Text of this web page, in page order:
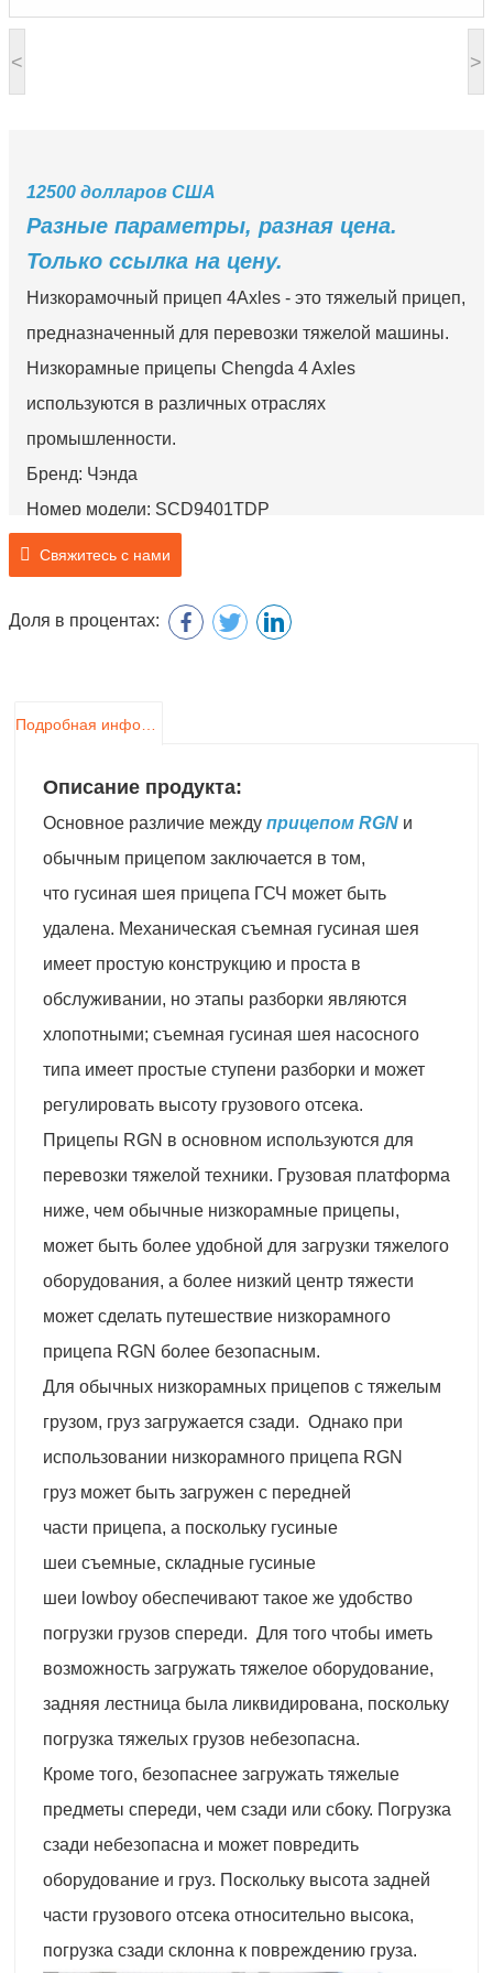
< >
12500 долларов США
Разные параметры, разная цена.
Только ссылка на цену.
Низкорамочный прицеп 4Axles - это тяжелый прицеп,
предназначенный для перевозки тяжелой машины.
Низкорамные прицепы Chengda 4 Axles
используются в различных отраслях
промышленности.
Бренд: Чэнда
Номер модели: SCD9401TDP
Название продукта: Низкорамный полуприцеп
Свяжитесь с нами
Доля в процентах:
Описание продукта:
Основное различие между прицепом RGN и
обычным прицепом заключается в том,
что гусиная шея прицепа ГСЧ может быть
удалена. Механическая съемная гусиная шея
имеет простую конструкцию и проста в
обслуживании, но этапы разборки являются
хлопотными; съемная гусиная шея насосного
типа имеет простые ступени разборки и может
регулировать высоту грузового отсека.
Прицепы RGN в основном используются для
перевозки тяжелой техники. Грузовая платформа
ниже, чем обычные низкорамные прицепы,
может быть более удобной для загрузки тяжелого
оборудования, а более низкий центр тяжести
может сделать путешествие низкорамного
прицепа RGN более безопасным.
Для обычных низкорамных прицепов с тяжелым
грузом, груз загружается сзади. Однако при
использовании низкорамного прицепа RGN
груз может быть загружен с передней
части прицепа, а поскольку гусиные
шеи съемные, складные гусиные
шеи lowboy обеспечивают такое же удобство
погрузки грузов спереди. Для того чтобы иметь
возможность загружать тяжелое оборудование,
задняя лестница была ликвидирована, поскольку
погрузка тяжелых грузов небезопасна.
Кроме того, безопаснее загружать тяжелые
предметы спереди, чем сзади или сбоку. Погрузка
сзади небезопасна и может повредить
оборудование и груз. Поскольку высота задней
части грузового отсека относительно высока,
погрузка сзади склонна к повреждению груза.